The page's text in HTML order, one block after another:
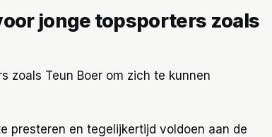
jonge topsporters zoals
zoals Teun Boer om zich te kunnen
presteren en tegelijkertijd voldoen aan de